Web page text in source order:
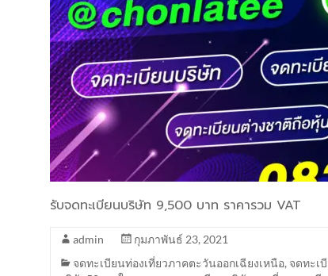
รับจดทะเบียนบริษัท 9,500 บาท ราคารวม VAT
admin
กุมภาพันธ์ 23, 2021
จดทะเบียนท่องเที่ยวภาคตะวันออกเฉียงเหนือ, จดทะเ